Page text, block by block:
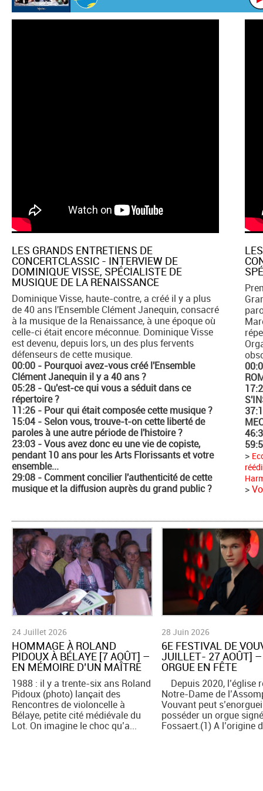
LES GRANDS ENTRETIENS DE
CONCERTCLASSIC - INTERVIEW DE
DOMINIQUE VISSE, SPÉCIALISTE DE
MUSIQUE DE LA RENAISSANCE
Dominique Visse, haute-contre, a créé il y a plus
de 40 ans l'Ensemble Clément Janequin, consacré
à la musique de la Renaissance, à une époque où
celle-ci était encore méconnue. Dominique Visse
est devenu, depuis lors, un des plus fervents
défenseurs de cette musique.
00:00 - Pourquoi avez-vous créé l'Ensemble
Clément Janequin il y a 40 ans ?
05:28 - Qu'est-ce qui vous a séduit dans ce
répertoire ?
11:26 - Pour qui était composée cette musique ?
15:04 - Selon vous, trouve-t-on cette liberté de
paroles à une autre période de l'histoire ?
23:03 - Vous avez donc eu une vie de copiste,
pendant 10 ans pour les Arts Florissants et votre
ensemble...
29:08 - Comment concilier l'authenticité de cette
musique et la diffusion auprès du grand public ?
>
>
24 Juillet 2026
HOMMAGE À ROLAND
PIDOUX À BÉLAYE [7 AOÛT] –
EN MÉMOIRE D’UN MAÎTRE
1988 : il y a trente-six ans Roland
Pidoux (photo) lançait des
Rencontres de violoncelle à
Bélaye, petite cité médiévale du
Lot. On imagine le choc qu’a...
28 Juin 2026
6E FESTIVAL DE
JUILLET- 27 AOÛT]
ORGUE EN FÊTE
Depuis 2020, l’église
Notre-Dame de
Vouvant peut
posséder un orgue
Fossaert.(1) A l’origine